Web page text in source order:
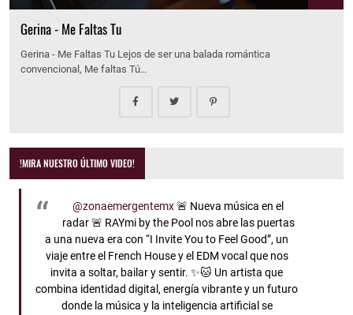
Gerina - Me Faltas Tu
Gerina - Me Faltas Tu Lejos de ser una balada romántica
convencional, Me faltas Tú…
!MIRA NUESTRO ÚLTIMO VIDEO!
@zonaemergentemx🚨 Nueva música en el
radar 🚨 RAYmi by the Pool nos abre las puertas
a una nueva era con “I Invite You to Feel Good”, un
viaje entre el French House y el EDM vocal que nos
invita a soltar, bailar y sentir. ✨🐱 Un artista que
combina identidad digital, energía vibrante y un futuro
donde la música y la inteligencia artificial se